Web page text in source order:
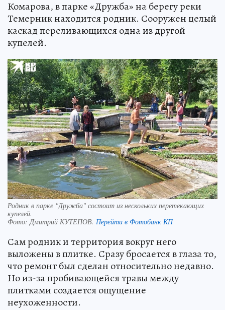
Комарова, в парке «Дружба» на берегу реки
Темерник находится родник. Сооружен целый
каскад переливающихся одна из другой
купелей.
Родник в парке "Дружба" состоит из нескольких перетекающих
купелей.
Фото:Дмитрий КУТЕПОВ. Перейти в Фотобанк КП
Сам родник и территория вокруг него
выложены в плитке. Сразу бросается в глаза то,
что ремонт был сделан относительно недавно.
Но из-за пробивающейся травы между
плитками создается ощущение
неухоженности.